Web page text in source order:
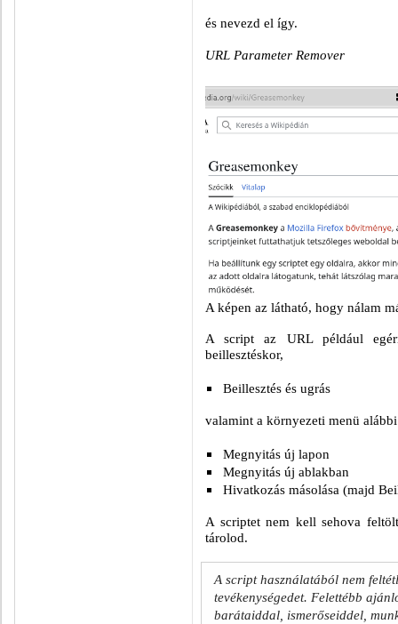
és nevezd el így.
URL Parameter Remover
A képen az látható, hogy nálam
A script az URL például
beillesztéskor,
Beillesztés és ugrás
valamint a környezeti menü
Megnyitás új lapon
Megnyitás új ablakban
Hivatkozás másolása (majd
A scriptet nem kell sehova
tárolod.
A script használatából nem
tevékenységedet. Felettébb
barátaiddal, ismerőseiddel,